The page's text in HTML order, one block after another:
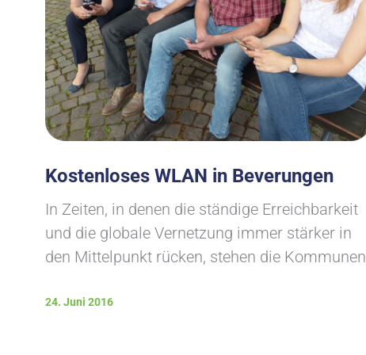
Kostenloses WLAN in Beverungen
In Zeiten, in denen die ständige Erreichbarkeit
und die globale Vernetzung immer stärker in
den Mittelpunkt rücken, stehen die Kommunen
24. Juni 2016